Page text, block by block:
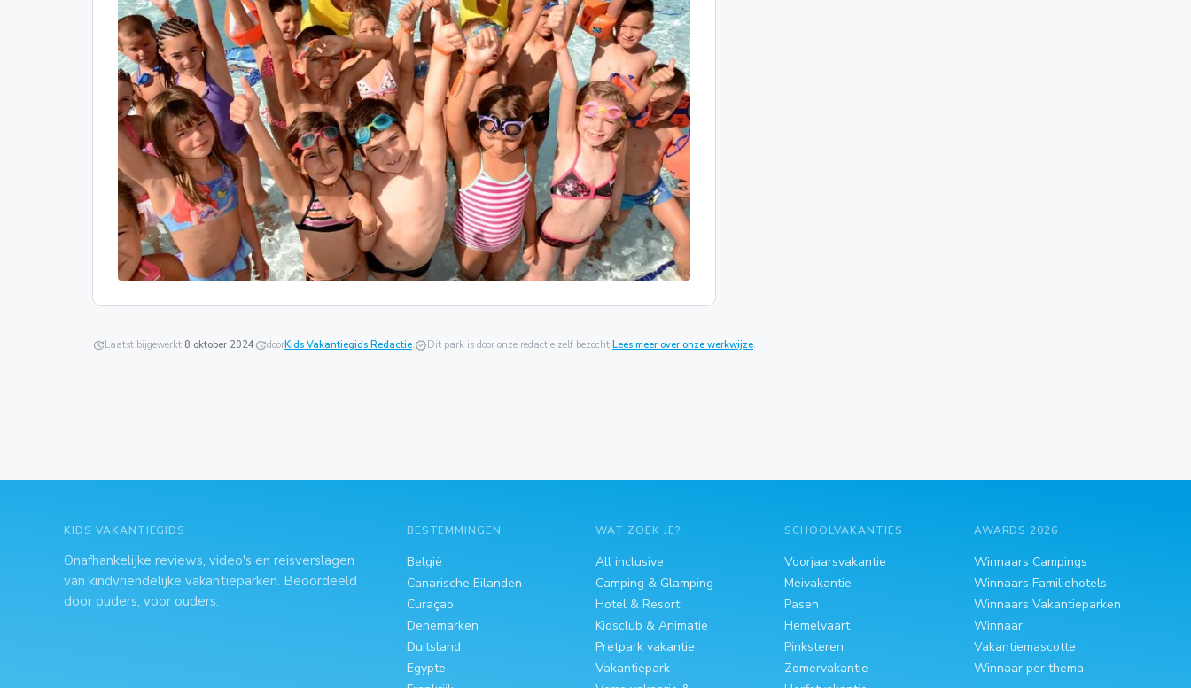
updateLaatst bijgewerkt:8 oktober 2024updatedoorKids Vakantiegids Redactie.verifiedDit park is door onze redactie zelf bezocht.Lees meer over onze werkwijze.
KIDS VAKANTIEGIDS
Onafhankelijke reviews, video's en reisverslagen
van kindvriendelijke vakantieparken. Beoordeeld
door ouders, voor ouders.
BESTEMMINGEN
België
Canarische Eilanden
Curaçao
Denemarken
Duitsland
Egypte
WAT ZOEK JE?
All inclusive
Camping & Glamping
Hotel & Resort
Kidsclub & Animatie
Pretpark vakantie
Vakantiepark
SCHOOLVAKANTIES
Voorjaarsvakantie
Meivakantie
Pasen
Hemelvaart
Pinksteren
Zomervakantie
AWARDS 2026
Winnaars Campings
Winnaars Familiehotels
Winnaars Vakantieparken
Winnaar
Vakantiemascotte
Winnaar per thema